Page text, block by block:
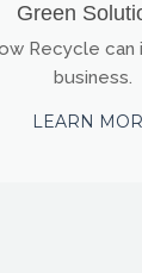
Green
Recycle can
business.
LEARN